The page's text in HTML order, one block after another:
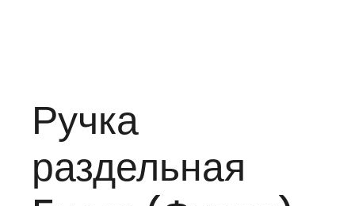
Ручка
раздельная